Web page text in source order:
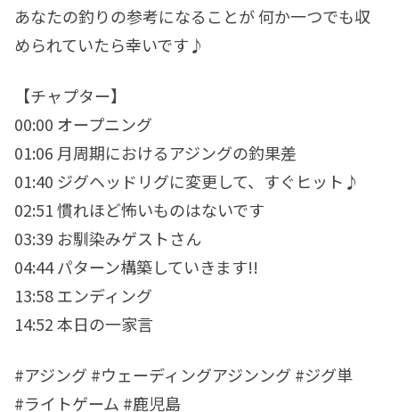
あなたの釣りの参考になることが 何か一つでも収
められていたら幸いです♪
【チャプター】
00:00 オープニング
01:06 月周期におけるアジングの釣果差
01:40 ジグヘッドリグに変更して、すぐヒット♪
02:51 慣れほど怖いものはないです
03:39 お馴染みゲストさん
04:44 パターン構築していきます!!
13:58 エンディング
14:52 本日の一家言
#アジング #ウェーディングアジンング #ジグ単
#ライトゲーム #鹿児島